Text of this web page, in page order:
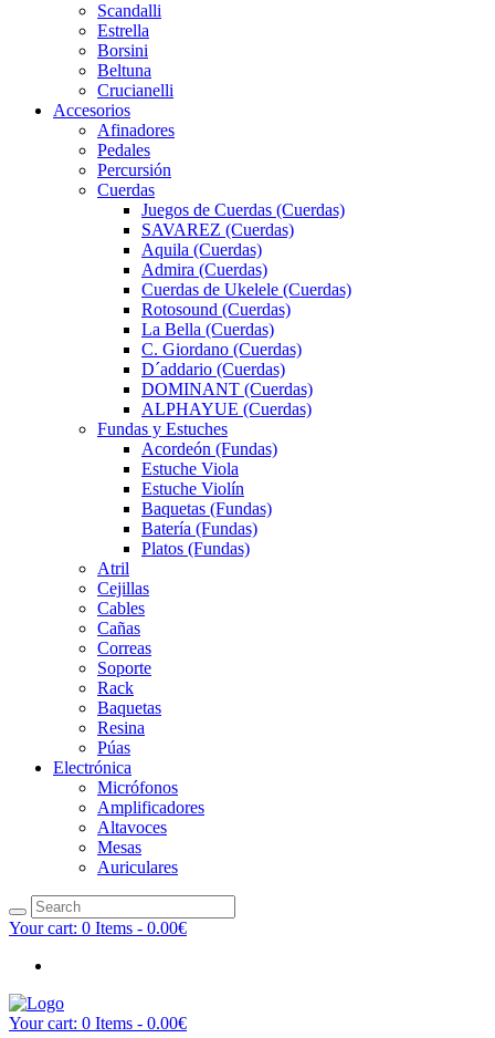
Scandalli
Estrella
Borsini
Beltuna
Crucianelli
Accesorios
Afinadores
Pedales
Percursión
Cuerdas
Juegos de Cuerdas (Cuerdas)
SAVAREZ (Cuerdas)
Aquila (Cuerdas)
Admira (Cuerdas)
Cuerdas de Ukelele (Cuerdas)
Rotosound (Cuerdas)
La Bella (Cuerdas)
C. Giordano (Cuerdas)
D´addario (Cuerdas)
DOMINANT (Cuerdas)
ALPHAYUE (Cuerdas)
Fundas y Estuches
Acordeón (Fundas)
Estuche Viola
Estuche Violín
Baquetas (Fundas)
Batería (Fundas)
Platos (Fundas)
Atril
Cejillas
Cables
Cañas
Correas
Soporte
Rack
Baquetas
Resina
Púas
Electrónica
Micrófonos
Amplificadores
Altavoces
Mesas
Auriculares
Your cart: 0 Items - 0.00€
Your cart: 0 Items - 0.00€